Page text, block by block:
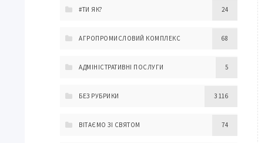
#ТИ ЯК? 24
АГРОПРОМИСЛОВИЙ КОМПЛЕКС 68
АДМІНІСТРАТИВНІ ПОСЛУГИ 5
БЕЗ РУБРИКИ 3 116
ВІТАЄМО ЗІ СВЯТОМ 74